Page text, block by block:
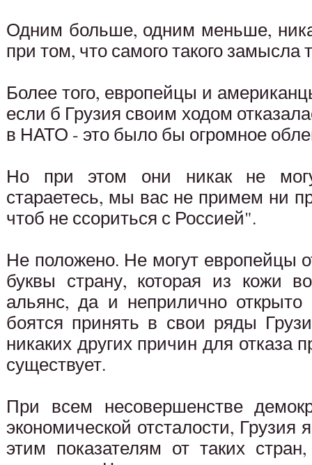
Одним больше, одним меньше,
при том, что самого такого замысла
Более того, европейцы и
если б Грузия своим ходом
в НАТО - это было бы огромное
Но при этом они никак не
стараетесь, мы вас не примем ни
чтоб не ссориться с Россией".
Не положено. Не могут европейцы
буквы страну, которая из кожи
альянс, да и неприлично открыто
боятся принять в свои ряды
никаких других причин для отказа
существует.
При всем несовершенстве
экономической отсталости, Грузия
этим показателям от таких